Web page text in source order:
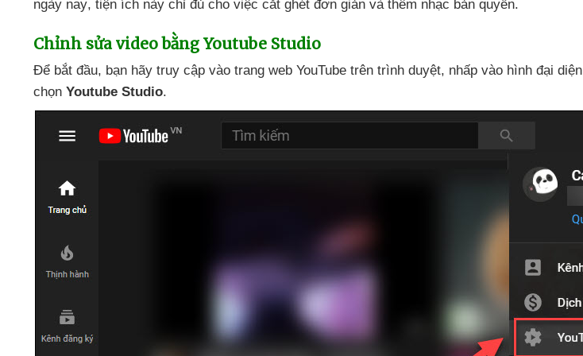
ngày nay, tiện ích này chỉ đủ cho việc cắt ghét đơn giản và thêm nhạc bản quyền.
Chỉnh sửa video bằng Youtube Studio
Để bắt đầu, bạn hãy truy cập vào trang web YouTube trên trình duyệt, nhấp vào hình đại diện
chọn Youtube Studio.